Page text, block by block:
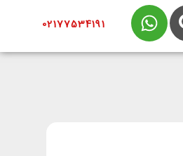
02177534191